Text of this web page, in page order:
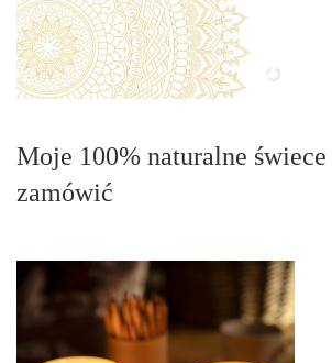
Moje 100% naturalne
zamówić